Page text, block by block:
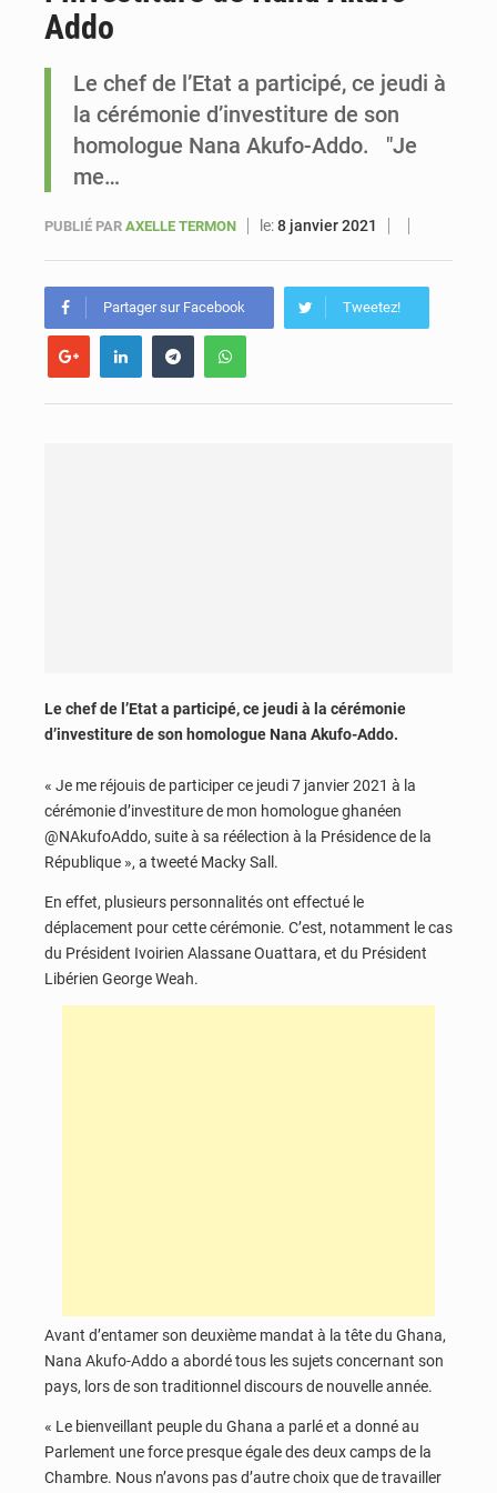
Addo
Le chef de l’Etat a participé, ce jeudi à
la cérémonie d’investiture de son
homologue Nana Akufo-Addo. "Je
me…
PUBLIÉ PAR AXELLE TERMON le:8 janvier 2021
Partager sur Facebook Tweetez!
Le chef de l’Etat a participé, ce jeudi à la cérémonie
d’investiture de son homologue Nana Akufo-Addo.
« Je me réjouis de participer ce jeudi 7 janvier 2021 à la
cérémonie d’investiture de mon homologue ghanéen
@NAkufoAddo, suite à sa réélection à la Présidence de la
République », a tweeté Macky Sall.
En effet, plusieurs personnalités ont effectué le
déplacement pour cette cérémonie. C’est, notamment le cas
du Président Ivoirien Alassane Ouattara, et du Président
Libérien George Weah.
Avant d’entamer son deuxième mandat à la tête du Ghana,
Nana Akufo-Addo a abordé tous les sujets concernant son
pays, lors de son traditionnel discours de nouvelle année.
« Le bienveillant peuple du Ghana a parlé et a donné au
Parlement une force presque égale des deux camps de la
Chambre. Nous n’avons pas d’autre choix que de travailler